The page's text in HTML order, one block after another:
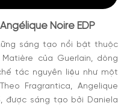
Noire EDP
sáng tạo nổi bật thuộc
của Guerlain, dòng
tác nguyên liệu như một
Fragrantica, Angelique
được sáng tạo bởi Daniela